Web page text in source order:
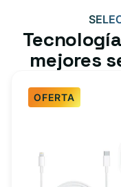
mejores
OFERTA